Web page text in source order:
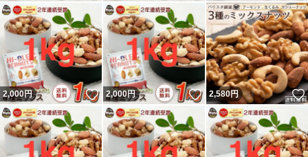
2,000円 いいね！
2,000円 いいね！
2,580円